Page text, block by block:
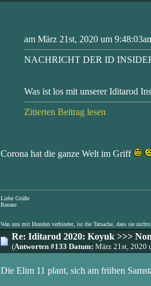
am März 21st, 2020 um
NACHRICHT DER ID
Was ist los mit unserer Iditarod
Zitierten Beitrag lesen
Corona hat die ganze Welt im Griff
Liebe Grüße
Renate
Was uns mit Hunden verbindet, ist die Tatsache, dass sie nichts
Re: Iditarod 2020: Koyuk >>>
(Antworten #133 Datum: März 21st, 2020
Die Elim 11 plant, sich am frühen